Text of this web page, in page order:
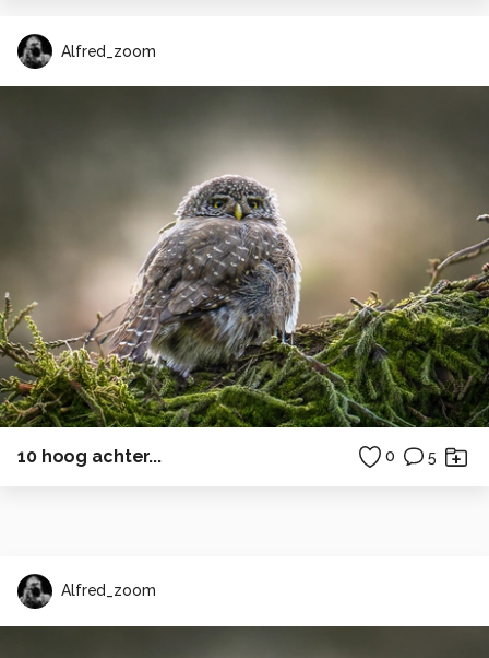
Alfred_zoom
10 hoog achter... 0 5
Alfred_zoom